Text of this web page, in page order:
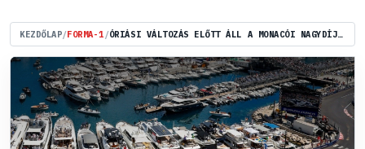
KEZDŐLAP/FORMA-1/ ÓRIÁSI VÁLTOZÁS ELŐTT ÁLL A MONACÓI NAGYDÍJ, MÁR EGYEZTET A FORMA–1